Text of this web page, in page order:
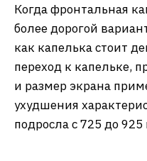
Когда фронтальная
более дорогой
как капелька стоит
переход к капельке,
и размер экрана
ухудшения
подросла с 725 до